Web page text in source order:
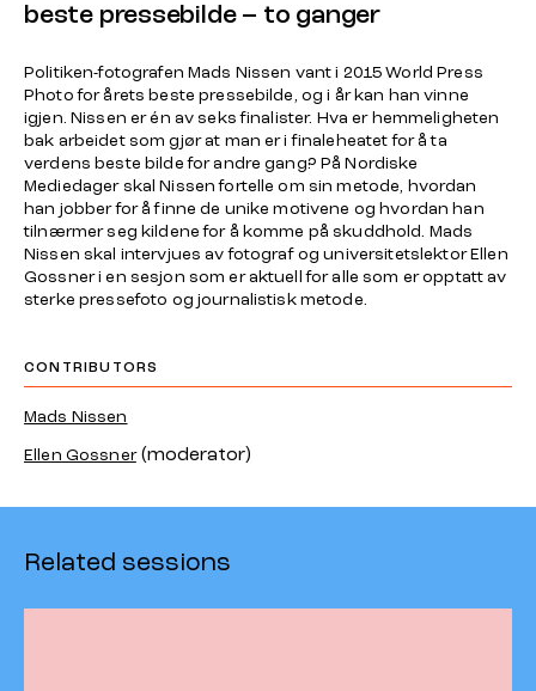
beste pressebilde – to ganger
Politiken-fotografen Mads Nissen vant i 2015 World Press
Photo for årets beste pressebilde, og i år kan han vinne
igjen. Nissen er én av seks finalister. Hva er hemmeligheten
bak arbeidet som gjør at man er i finaleheatet for å ta
verdens beste bilde for andre gang? På Nordiske
Mediedager skal Nissen fortelle om sin metode, hvordan
han jobber for å finne de unike motivene og hvordan han
tilnærmer seg kildene for å komme på skuddhold. Mads
Nissen skal intervjues av fotograf og universitetslektor Ellen
Gossner i en sesjon som er aktuell for alle som er opptatt av
sterke pressefoto og journalistisk metode.
CONTRIBUTORS
Mads Nissen
Ellen Gossner (moderator)
Related sessions